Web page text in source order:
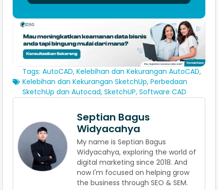
Tags: AutoCAD, Kelebihan dan Kekurangan AutoCAD,
Kelebihan dan Kekurangan SketchUp, Perbedaan
SketchUp dan Autocad, SketchUP, Software CAD
Septian Bagus
Widyacahya
My name is Septian Bagus
Widyacahya, exploring the world of
digital marketing since 2018. And
now I'm focused on helping grow
the business through SEO & SEM.